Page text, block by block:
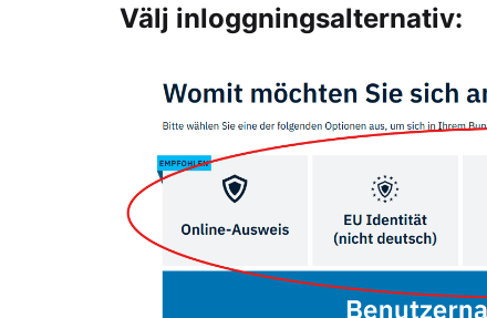
Välj inloggningsalternativ: